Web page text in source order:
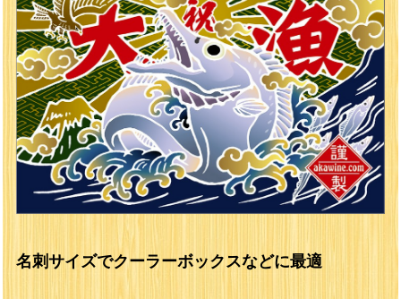
名刺サイズでクーラーボックスなどに最適